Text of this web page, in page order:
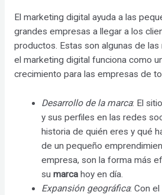
El marketing digital ayuda a las
grandes empresas a llegar a los
productos. Estas son algunas de
el marketing digital funciona como
crecimiento para las empresas de
Desarrollo de la marca: El
y sus perfiles en las redes
historia de quién eres y qué
de un pequeño
empresa, son la forma más
sumarca hoy en día.
Expansión geográfica: Con